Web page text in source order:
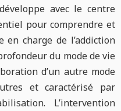
avec le centre
pour comprendre et
en charge de l’addiction
du mode de vie
d’un autre mode
et caractérisé par
L’intervention